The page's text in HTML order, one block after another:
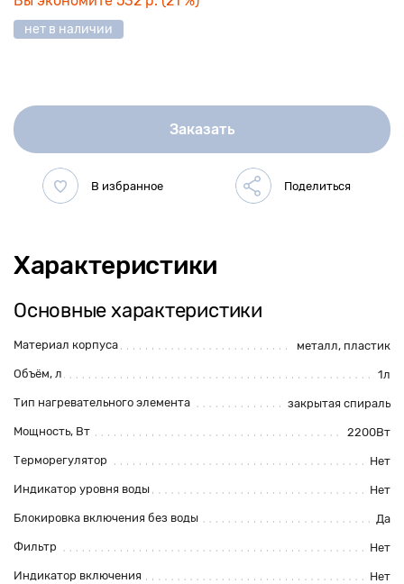
нет в наличии
Заказать
Характеристики
Основные характеристики
Материал корпуса металл, пластик
Объём, л 1л
Тип нагревательного элемента закрытая спираль
Мощность, Вт 2200Вт
Терморегулятор Нет
Индикатор уровня воды Нет
Блокировка включения без воды Да
Фильтр Нет
Индикатор включения Нет